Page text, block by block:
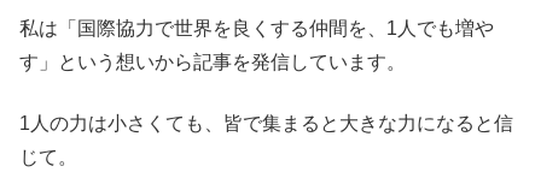
私は「国際協力で世界を良くする仲間を、1人でも増や
す」という想いから記事を発信しています。
1人の力は小さくても、皆で集まると大きな力になると信
じて。